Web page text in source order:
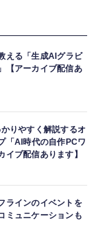
える「生成AIグラビ
【アーカイブ配信あ
りやすく解説するオ
「AI時代の自作PCワ
イブ配信あります】
ラインのイベントを
ミュニケーションも